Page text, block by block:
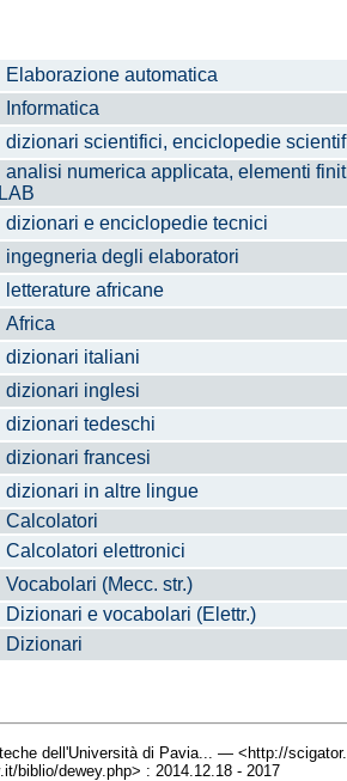
automatica
scientifici, enciclopedie
numerica applicata, elementi
e enciclopedie tecnici
degli elaboratori
africane
italiani
inglesi
tedeschi
francesi
in altre lingue
elettronici
(Mecc. str.)
e vocabolari (Elettr.)
dell'Università di Pavia... — <http://
biblio/dewey.php> : 2014.12.18 - 2017